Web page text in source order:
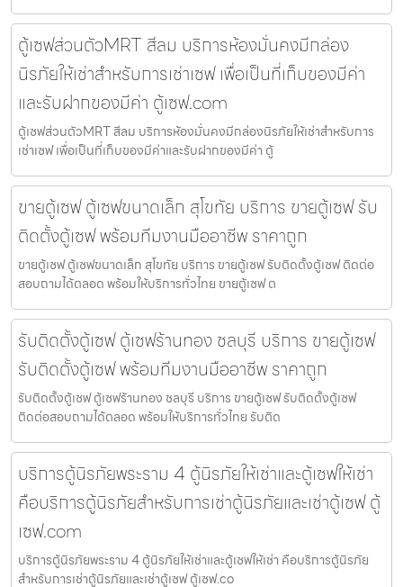
ตู้เซฟส่วนตัวMRT สีลม บริการห้องมั่นคงมีกล่อง
นิรภัยให้เช่าสำหรับการเช่าเซฟ เพื่อเป็นที่เก็บของมีค่า
และรับฝากของมีค่า ตู้เซฟ.com
ตู้เซฟส่วนตัวMRT สีลม บริการห้องมั่นคงมีกล่องนิรภัยให้เช่าสำหรับการ
เช่าเซฟ เพื่อเป็นที่เก็บของมีค่าและรับฝากของมีค่า ตู้
ขายตู้เซฟ ตู้เซฟขนาดเล็ก สุโขทัย บริการ ขายตู้เซฟ รับ
ติดตั้งตู้เซฟ พร้อมทีมงานมืออาชีพ ราคาถูก
ขายตู้เซฟ ตู้เซฟขนาดเล็ก สุโขทัย บริการ ขายตู้เซฟ รับติดตั้งตู้เซฟ ติดต่อ
สอบถามได้ตลอด พร้อมให้บริการทั่วไทย ขายตู้เซฟ ต
รับติดตั้งตู้เซฟ ตู้เซฟร้านทอง ชลบุรี บริการ ขายตู้เซฟ
รับติดตั้งตู้เซฟ พร้อมทีมงานมืออาชีพ ราคาถูก
รับติดตั้งตู้เซฟ ตู้เซฟร้านทอง ชลบุรี บริการ ขายตู้เซฟ รับติดตั้งตู้เซฟ
ติดต่อสอบถามได้ตลอด พร้อมให้บริการทั่วไทย รับติด
บริการตู้นิรภัยพระราม 4 ตู้นิรภัยให้เช่าและตู้เซฟให้เช่า
คือบริการตู้นิรภัยสำหรับการเช่าตู้นิรภัยและเช่าตู้เซฟ ตู้
เซฟ.com
บริการตู้นิรภัยพระราม 4 ตู้นิรภัยให้เช่าและตู้เซฟให้เช่า คือบริการตู้นิรภัย
สำหรับการเช่าตู้นิรภัยและเช่าตู้เซฟ ตู้เซฟ.co